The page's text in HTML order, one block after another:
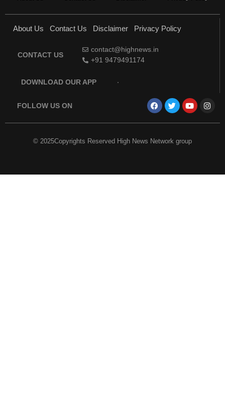
About Us Contact Us Disclaimer Privacy Policy
CONTACT US
contact@highnews.in
+91 9479491174
DOWNLOAD OUR APP
FOLLOW US ON
© 2025Copyrights Reserved High News Network group